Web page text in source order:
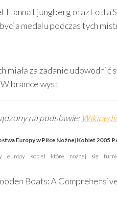
Hanna Ljungberg oraz Lotta
medalu podczas tych
miała za zadanie
bramce wyst
na podstawie:
Europy w Piłce Nożnej Kobiet 2005
europy kobiet które nożnej się
Boats: A